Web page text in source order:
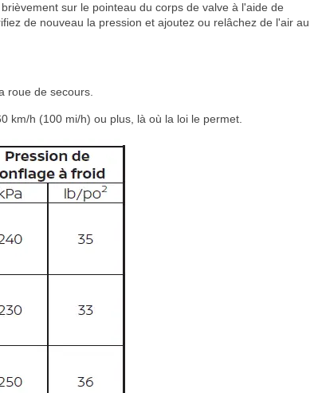
sur le pointeau du corps de valve à l'aide de
de nouveau la pression et ajoutez ou relâchez de l'air au
roue de secours.
km/h (100 mi/h) ou plus, là où la loi le permet.